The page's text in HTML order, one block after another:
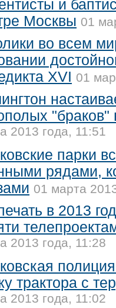
и
Москвы 01
во всем
XVI 01
2013 года, 11:51
парки
рядами,
01 марта
в 2013
2013 года, 11:28
трактора с
2013 года, 11:02